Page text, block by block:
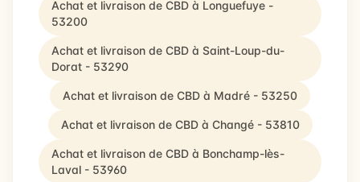
Achat et livraison de CBD à Longuefuye -
53200
Achat et livraison de CBD à Saint-Loup-du-
Dorat - 53290
Achat et livraison de CBD à Madré - 53250
Achat et livraison de CBD à Changé - 53810
Achat et livraison de CBD à Bonchamp-lès-
Laval - 53960